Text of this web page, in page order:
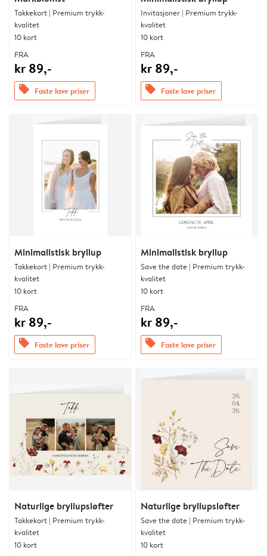
Takkekort | Premium trykk-
kvalitet
10 kort
FRA
kr 89,-
offers Faste lave priser
Invitasjoner | Premium trykk-
kvalitet
10 kort
FRA
kr 89,-
offers Faste lave priser
Minimalistisk bryllup
Takkekort | Premium trykk-
kvalitet
10 kort
FRA
kr 89,-
offers Faste lave priser
Minimalistisk bryllup
Save the date | Premium trykk-
kvalitet
10 kort
FRA
kr 89,-
offers Faste lave priser
Naturlige bryllupsløfter
Takkekort | Premium trykk-
kvalitet
10 kort
Naturlige bryllupsløfter
Save the date | Premium trykk-
kvalitet
10 kort